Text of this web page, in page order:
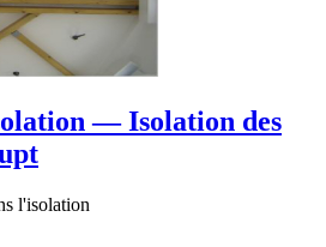
— Isolation des
l'isolation